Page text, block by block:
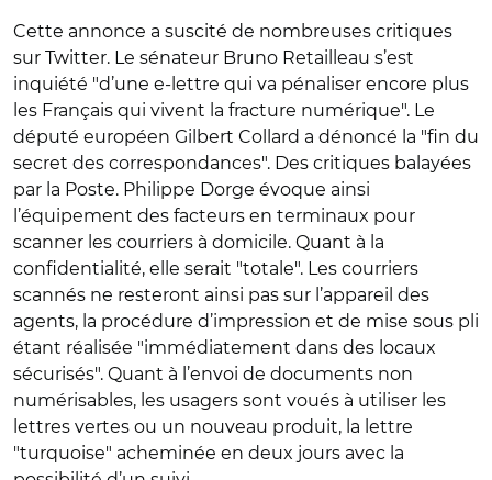
Cette annonce a suscité de nombreuses critiques
sur Twitter. Le sénateur Bruno Retailleau s’est
inquiété "d’une e-lettre qui va pénaliser encore plus
les Français qui vivent la fracture numérique". Le
député européen Gilbert Collard a dénoncé la "fin du
secret des correspondances". Des critiques balayées
par la Poste. Philippe Dorge évoque ainsi
l’équipement des facteurs en terminaux pour
scanner les courriers à domicile. Quant à la
confidentialité, elle serait "totale". Les courriers
scannés ne resteront ainsi pas sur l’appareil des
agents, la procédure d’impression et de mise sous pli
étant réalisée "immédiatement dans des locaux
sécurisés". Quant à l’envoi de documents non
numérisables, les usagers sont voués à utiliser les
lettres vertes ou un nouveau produit, la lettre
"turquoise" acheminée en deux jours avec la